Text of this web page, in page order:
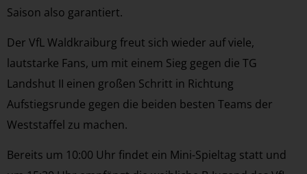
Saison also garantiert.
Der VfL Waldkraiburg freut sich wieder auf viele,
lautstarke Fans, um mit einem Sieg gegen die TG
Landshut II einen großen Schritt in Richtung
Aufstiegsrunde gegen die beiden besten Teams der
Weststaffel zu machen.
Bereits um 10:00 Uhr findet ein Mini-Spieltag statt und